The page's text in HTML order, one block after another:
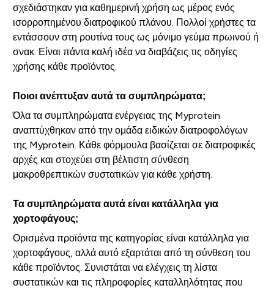
σχεδιάστηκαν για καθημερινή χρήση ως μέρος ενός
ισορροπημένου διατροφικού πλάνου. Πολλοί χρήστες τα
εντάσσουν στη ρουτίνα τους ως μόνιμο γεύμα πρωινού ή
σνακ. Είναι πάντα καλή ιδέα να διαβάζεις τις οδηγίες
χρήσης κάθε προϊόντος.
Ποιοι ανέπτυξαν αυτά τα συμπληρώματα;
Όλα τα συμπληρώματα ενέργειας της Myprotein
αναπτύχθηκαν από την ομάδα ειδικών διατροφολόγων
της Myprotein. Κάθε φόρμουλα βασίζεται σε διατροφικές
αρχές και στοχεύει στη βέλτιστη σύνθεση
μακροθρεπτικών συστατικών για κάθε χρήστη.
Τα συμπληρώματα αυτά είναι κατάλληλα για
χορτοφάγους;
Ορισμένα προϊόντα της κατηγορίας είναι κατάλληλα για
χορτοφάγους, αλλά αυτό εξαρτάται από τη σύνθεση του
κάθε προϊόντος. Συνιστάται να ελέγχεις τη λίστα
συστατικών και τις πληροφορίες καταλληλότητας που